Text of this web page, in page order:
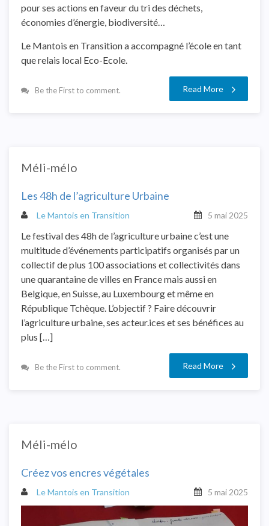
pour ses actions en faveur du tri des déchets,
économies d’énergie, biodiversité…
Le Mantois en Transition a accompagné l’école en tant
que relais local Eco-Ecole.
Be the First to comment. Read More
Méli-mélo
Les 48h de l’agriculture Urbaine
Le Mantois en Transition 5 mai 2025
Le festival des 48h de l’agriculture urbaine c’est une
multitude d’événements participatifs organisés par un
collectif de plus 100 associations et collectivités dans
une quarantaine de villes en France mais aussi en
Belgique, en Suisse, au Luxembourg et même en
République Tchèque. L’objectif ? Faire découvrir
l’agriculture urbaine, ses acteur.ices et ses bénéfices au
plus […]
Be the First to comment. Read More
Méli-mélo
Créez vos encres végétales
Le Mantois en Transition 5 mai 2025